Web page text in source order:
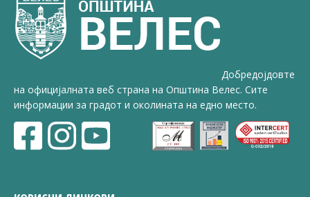
Добредојдовте
на официјалната веб страна на Општина Велес. Сите
информации за градот и околината на едно место.